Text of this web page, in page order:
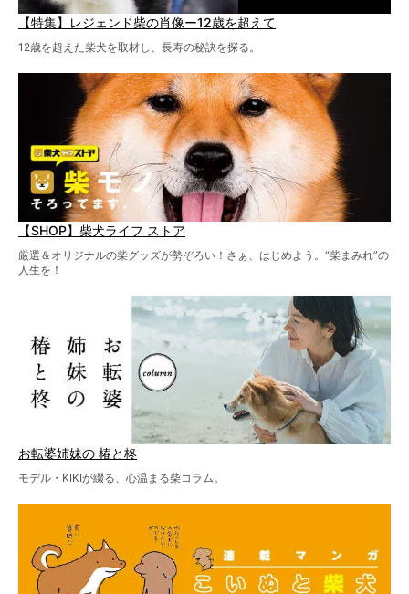
【特集】レジェンド柴の肖像ー12歳を超えて
12歳を超えた柴犬を取材し、長寿の秘訣を探る。
【SHOP】柴犬ライフ ストア
厳選＆オリジナルの柴グッズが勢ぞろい！さぁ、はじめよう。“柴まみれ”の
人生を！
お転婆姉妹の 椿と柊
モデル・KIKIが綴る、心温まる柴コラム。